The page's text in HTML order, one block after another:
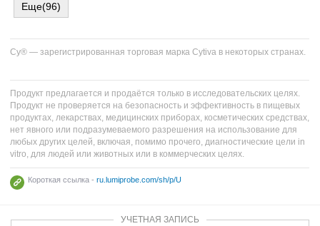
Еще(96)
Cy® — зарегистрированная торговая марка Cytiva в некоторых странах.
Продукт предлагается и продаётся только в исследовательских целях.
Продукт не проверяется на безопасность и эффективность в пищевых
продуктах, лекарствах, медицинских приборах, косметических средствах,
нет явного или подразумеваемого разрешения на использование для
любых других целей, включая, помимо прочего, диагностические цели in
vitro, для людей или животных или в коммерческих целях.
Короткая ссылка - ru.lumiprobe.com/sh/p/U
УЧЕТНАЯ ЗАПИСЬ